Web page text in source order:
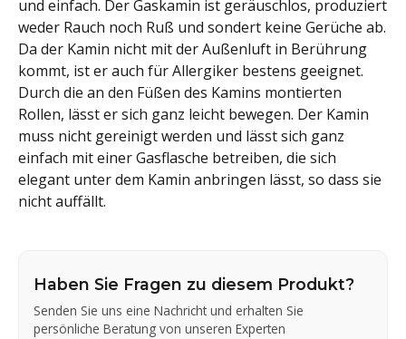
und einfach. Der Gaskamin ist geräuschlos, produziert
weder Rauch noch Ruß und sondert keine Gerüche ab.
Da der Kamin nicht mit der Außenluft in Berührung
kommt, ist er auch für Allergiker bestens geeignet.
Durch die an den Füßen des Kamins montierten
Rollen, lässt er sich ganz leicht bewegen. Der Kamin
muss nicht gereinigt werden und lässt sich ganz
einfach mit einer Gasflasche betreiben, die sich
elegant unter dem Kamin anbringen lässt, so dass sie
nicht auffällt.
Haben Sie Fragen zu diesem Produkt?
Senden Sie uns eine Nachricht und erhalten Sie
persönliche Beratung von unseren Experten